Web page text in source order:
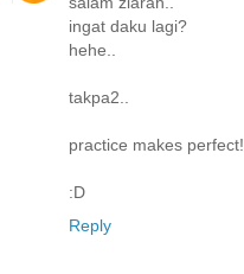
ingat daku lagi?
hehe..
takpa2..
practice makes perfect!
:D
Reply